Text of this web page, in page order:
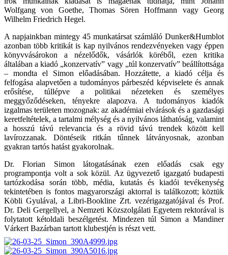
Wolfgang von Goethe, Thomas Sören Hoffmann vagy Georg
Wilhelm Friedrich Hegel.
A napjainkban mintegy 45 munkatársat számláló Dunker&Humblot
azonban több kritikát is kap nyilvános rendezvényeken vagy éppen
könyvvásárokon a nézelődők, vásárlók köréből, ezen kritika
általában a kiadó „konzervatív” vagy „túl konzervatív” beállítottsága
– mondta el Simon előadásában. Hozzátette, a kiadó célja és
felfogása alapvetően a tudományos párbeszéd képviselete és annak
erősítése, túllépve a politikai nézeteken és személyes
meggyőződéseken, tényekre alapozva. A tudományos kiadók
izgalmas területen mozognak: az akadémiai elvárások és a gazdasági
keretfeltételek, a tartalmi mélység és a nyilvános láthatóság, valamint
a hosszú távú relevancia és a rövid távú trendek között kell
lavírozzanak. Döntéseik ritkán tűnnek látványosnak, azonban
gyakran tartós hatást gyakorolnak.
Dr. Florian Simon látogatásának ezen előadás csak egy
programpontja volt a sok közül. Az ügyvezető igazgató budapesti
tartózkodása során több, média, kutatás és kiadói tevékenység
tekintetében is fontos magyarországi aktorral is találkozott; köztük
Köbli Gyulával, a Libri-Bookline Zrt. vezérigazgatójával és Prof.
Dr. Deli Gergellyel, a Nemzeti Közszolgálati Egyetem rektorával is
folytatott kétoldali beszélgetést. Mindezen túl Simon a Mandiner
Várkert Bazárban tartott klubestjén is részt vett.